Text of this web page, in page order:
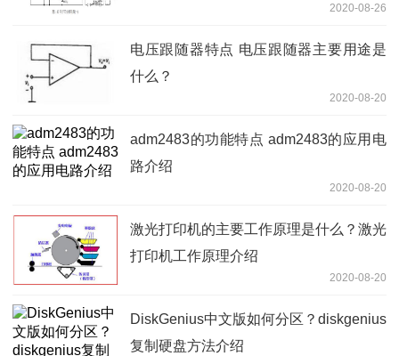
2020-08-26
电压跟随器特点 电压跟随器主要用途是
什么？
2020-08-20
adm2483的功能特点 adm2483的应用电
路介绍
2020-08-20
激光打印机的主要工作原理是什么？激光
打印机工作原理介绍
2020-08-20
DiskGenius中文版如何分区？diskgenius
复制硬盘方法介绍